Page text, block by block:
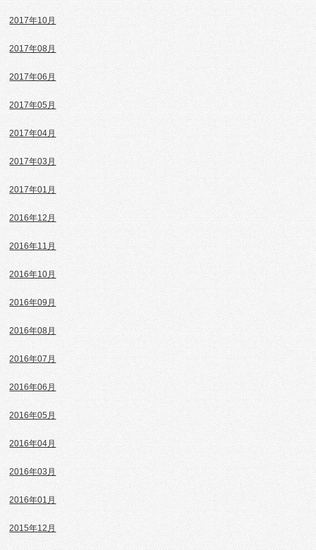
2017年10月
2017年08月
2017年06月
2017年05月
2017年04月
2017年03月
2017年01月
2016年12月
2016年11月
2016年10月
2016年09月
2016年08月
2016年07月
2016年06月
2016年05月
2016年04月
2016年03月
2016年01月
2015年12月